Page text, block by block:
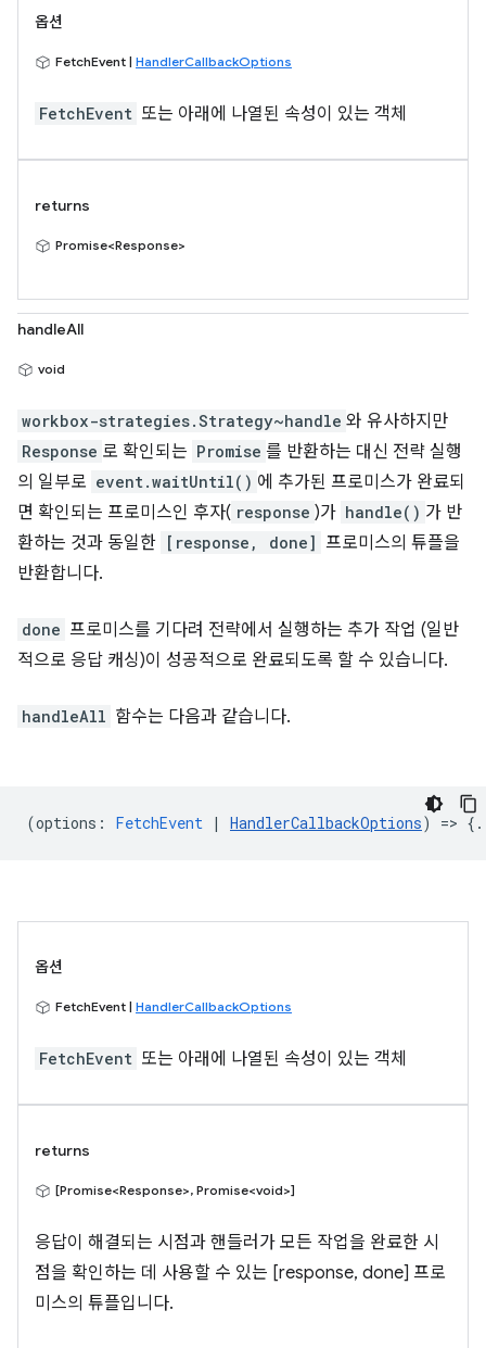
옵션
FetchEvent | HandlerCallbackOptions
FetchEvent 또는 아래에 나열된 속성이 있는 객체
returns
Promise<Response>
handleAll
void
workbox-strategies.Strategy~handle 와 유사하지만
Response 로 확인되는 Promise 를 반환하는 대신 전략 실행
의 일부로 event.waitUntil() 에 추가된 프로미스가 완료되
면 확인되는 프로미스인 후자( response )가 handle() 가 반
환하는 것과 동일한 [response, done] 프로미스의 튜플을
반환합니다.
done 프로미스를 기다려 전략에서 실행하는 추가 작업 (일반
적으로 응답 캐싱)이 성공적으로 완료되도록 할 수 있습니다.
handleAll 함수는 다음과 같습니다.
(options : FetchEvent | HandlerCallbackOptions) =>
옵션
FetchEvent | HandlerCallbackOptions
FetchEvent 또는 아래에 나열된 속성이 있는 객체
returns
[Promise<Response>, Promise<void>]
응답이 해결되는 시점과 핸들러가 모든 작업을 완료한 시
점을 확인하는 데 사용할 수 있는 [response, done] 프로
미스의 튜플입니다.